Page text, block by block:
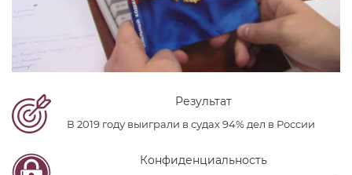
Результат
В 2019 году выиграли в судах 94% дел в России
Конфиденциальность